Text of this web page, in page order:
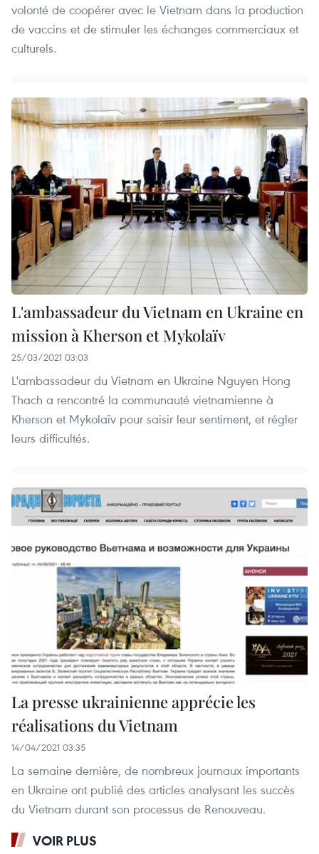
volonté de coopérer avec le Vietnam dans la production
de vaccins et de stimuler les échanges commerciaux et
culturels.
L'ambassadeur du Vietnam en Ukraine en
mission à Kherson et Mykolaïv
25/03/2021 03:03
L'ambassadeur du Vietnam en Ukraine Nguyen Hong
Thach a rencontré la communauté vietnamienne à
Kherson et Mykolaïv pour saisir leur sentiment, et régler
leurs difficultés.
La presse ukrainienne apprécie les
réalisations du Vietnam
14/04/2021 03:35
La semaine dernière, de nombreux journaux importants
en Ukraine ont publié des articles analysant les succès
du Vietnam durant son processus de Renouveau.
VOIR PLUS